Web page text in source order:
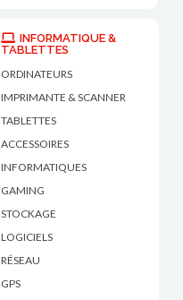
INFORMATIQUE &
TABLETTES
ORDINATEURS
IMPRIMANTE & SCANNER
TABLETTES
ACCESSOIRES
INFORMATIQUES
GAMING
STOCKAGE
LOGICIELS
RÉSEAU
GPS